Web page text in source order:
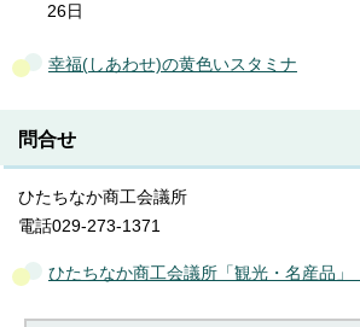
26日
幸福(しあわせ)の黄色いスタミナ
問合せ
ひたちなか商工会議所
電話029-273-1371
ひたちなか商工会議所「観光・名産品」